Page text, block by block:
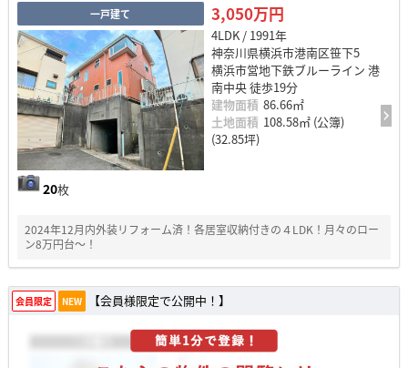
一戸建て
20枚
3,050万円
4LDK / 1991年
神奈川県横浜市港南区笹下5
横浜市営地下鉄ブルーライン 港
南中央 徒歩19分
建物面積 86.66㎡
土地面積 108.58㎡ (公簿)
(32.85坪)
2024年12月内外装リフォーム済！各居室収納付きの４LDK！月々のロー
ン8万円台～！
会員限定 NEW 【会員様限定で公開中！】